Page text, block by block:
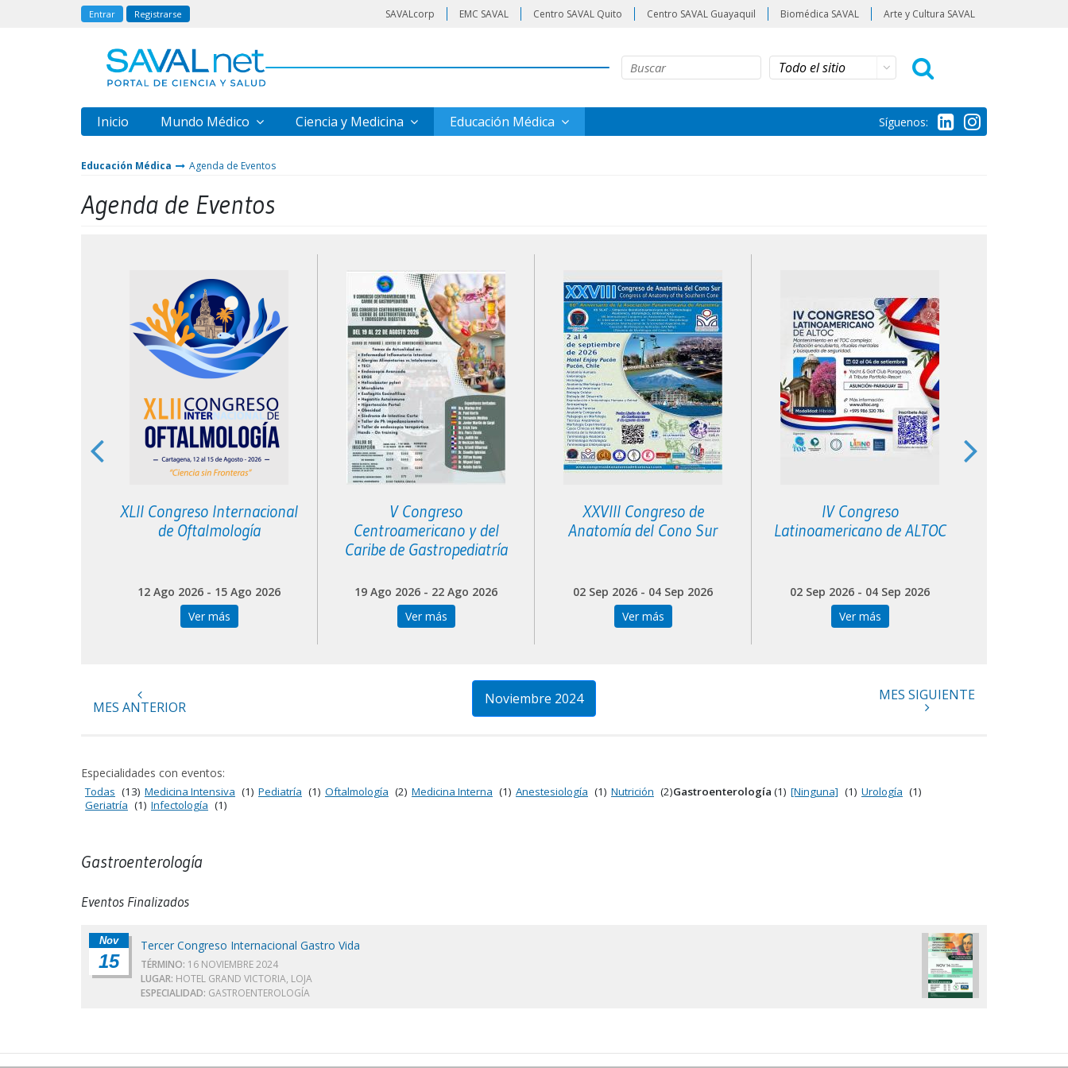
Entrar Registrarse SAVALcorp EMC SAVAL Centro SAVAL Quito Centro SAVAL Guayaquil Biomédica SAVAL Arte y Cultura SAVAL
Inicio Mundo Médico Ciencia y Medicina Educación Médica Síguenos:
Educación Médica Agenda de Eventos
Agenda de Eventos
XLII Congreso Internacional
de Oftalmología
12 Ago 2026 - 15 Ago 2026
Ver más
V Congreso
Centroamericano y del
Caribe de Gastropediatría
19 Ago 2026 - 22 Ago 2026
Ver más
XXVIII Congreso de
Anatomía del Cono Sur
02 Sep 2026 - 04 Sep 2026
Ver más
IV Congreso
Latinoamericano de ALTOC
02 Sep 2026 - 04 Sep 2026
Ver más
MES ANTERIOR Noviembre 2024 MES SIGUIENTE
Especialidades con eventos:
Todas (13) Medicina Intensiva (1) Pediatría (1) Oftalmología (2) Medicina Interna (1) Anestesiología (1) Nutrición (2)Gastroenterología (1) [Ninguna] (1) Urología (1)
Geriatría (1) Infectología (1)
Gastroenterología
Eventos Finalizados
Nov
15
Tercer Congreso Internacional Gastro Vida
TÉRMINO: 16 NOVIEMBRE 2024
LUGAR: HOTEL GRAND VICTORIA, LOJA
ESPECIALIDAD: GASTROENTEROLOGÍA